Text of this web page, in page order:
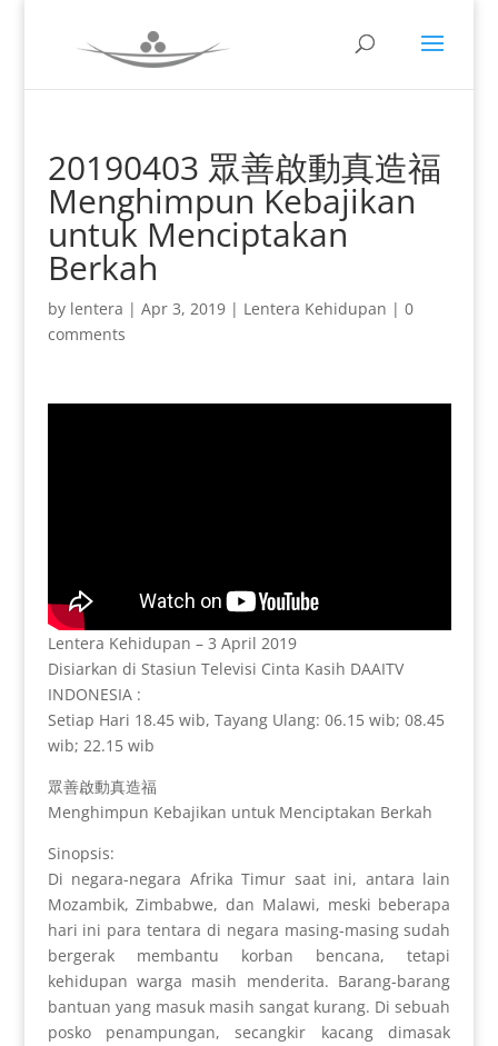
20190403 眾善啟動真造福
Menghimpun Kebajikan
untuk Menciptakan
Berkah
by lentera | Apr 3, 2019| Lentera Kehidupan | 0
comments
Lentera Kehidupan – 3 April 2019
Disiarkan di Stasiun Televisi Cinta Kasih DAAITV
INDONESIA :
Setiap Hari 18.45 wib, Tayang Ulang: 06.15 wib; 08.45
wib; 22.15 wib
眾善啟動真造福
Menghimpun Kebajikan untuk Menciptakan Berkah
Sinopsis:
Di negara-negara Afrika Timur saat ini, antara lain
Mozambik, Zimbabwe, dan Malawi, meski beberapa
hari ini para tentara di negara masing-masing sudah
bergerak membantu korban bencana, tetapi
kehidupan warga masih menderita. Barang-barang
bantuan yang masuk masih sangat kurang. Di sebuah
posko penampungan, secangkir kacang dimasak